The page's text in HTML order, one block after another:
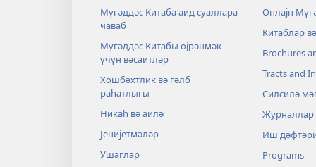
Мүгәддәс Китаба аид суаллара
ҹаваб
Мүгәддәс Китабы өјрәнмәк
үчүн вәсаитләр
Хошбәхтлик вә гәлб
раһатлығы
Никаһ вә аилә
Јенијетмәләр
Ушаглар
Онлајн
Китаблар
Brochures
Tracts and
Силсилә
Журналлар
Иш
Programs